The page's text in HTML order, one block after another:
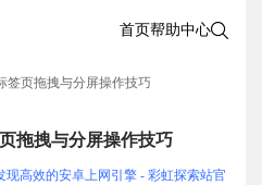
首页帮助中心
签页拖拽与分屏操作技巧
拖拽与分屏操作技巧
现高效的安卓上网引擎 - 彩虹探索站官